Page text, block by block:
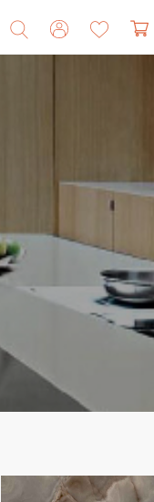
Search
for: